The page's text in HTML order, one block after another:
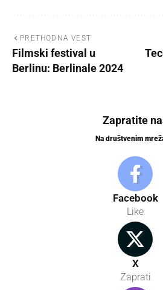
PRETHODNA VEST
Filmski festival u
Berlinu: Berlinale 2024
Zapratite
Na društvenim
Facebook
Like
X
Zaprati